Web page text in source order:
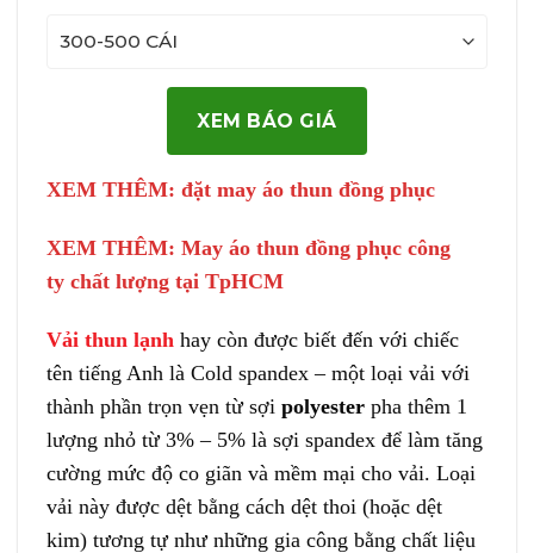
XEM BÁO GIÁ
XEM THÊM: đặt may áo thun đồng phục
XEM THÊM: May áo thun đồng phục công
ty chất lượng tại TpHCM
Vải thun lạnh hay còn được biết đến với chiếc
tên tiếng Anh là Cold spandex – một loại vải với
thành phần trọn vẹn từ sợi polyester pha thêm 1
lượng nhỏ từ 3% – 5% là sợi spandex để làm tăng
cường mức độ co giãn và mềm mại cho vải. Loại
vải này được dệt bằng cách dệt thoi (hoặc dệt
kim) tương tự như những gia công bằng chất liệu